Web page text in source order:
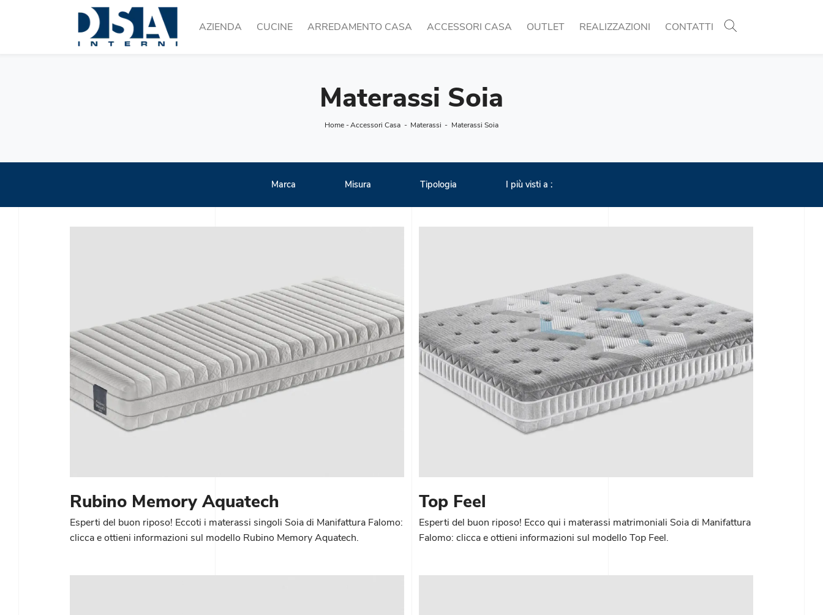
AZIENDA CUCINE ARREDAMENTO CASA ACCESSORI CASA OUTLET REALIZZAZIONI CONTATTI
Materassi Soia
Home-Accessori Casa - Materassi - Materassi Soia
Marca Misura Tipologia I più visti a :
Rubino Memory Aquatech
Esperti del buon riposo! Eccoti i materassi singoli Soia di Manifattura Falomo:
clicca e ottieni informazioni sul modello Rubino Memory Aquatech.
Top Feel
Esperti del buon riposo! Ecco qui i materassi matrimoniali Soia di Manifattura
Falomo: clicca e ottieni informazioni sul modello Top Feel.